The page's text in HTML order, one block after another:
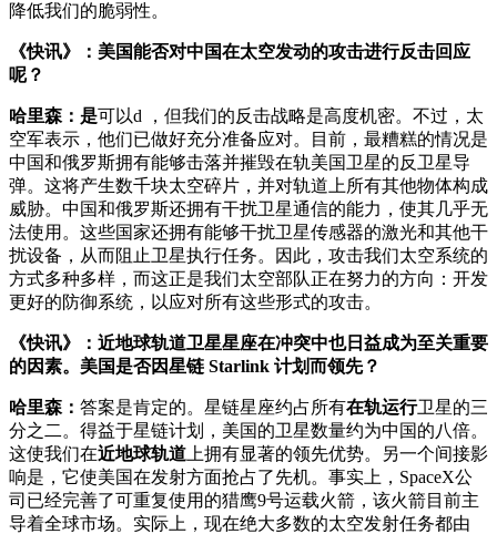
降低我们的脆弱性。
《快讯》：美国能否对中国在太空发动的攻击进行反击回应
呢？
哈里森：是可以d ，但我们的反击战略是高度机密。不过，太
空军表示，他们已做好充分准备应对。目前，最糟糕的情况是
中国和俄罗斯拥有能够击落并摧毁在轨美国卫星的反卫星导
弹。这将产生数千块太空碎片，并对轨道上所有其他物体构成
威胁。中国和俄罗斯还拥有干扰卫星通信的能力，使其几乎无
法使用。这些国家还拥有能够干扰卫星传感器的激光和其他干
扰设备，从而阻止卫星执行任务。因此，攻击我们太空系统的
方式多种多样，而这正是我们太空部队正在努力的方向：开发
更好的防御系统，以应对所有这些形式的攻击。
《快讯》：近地球轨道卫星星座在冲突中也日益成为至关重要
的因素。美国是否因星链 Starlink 计划而领先？
哈里森： 答案是肯定的。星链星座约占所有在轨运行卫星的三
分之二。得益于星链计划，美国的卫星数量约为中国的八倍。
这使我们在近地球轨道 上拥有显著的领先优势。另一个间接影
响是，它使美国在发射方面抢占了先机。事实上，SpaceX公
司已经完善了可重复使用的猎鹰9号运载火箭，该火箭目前主
导着全球市场。实际上，现在绝大多数的太空发射任务都由